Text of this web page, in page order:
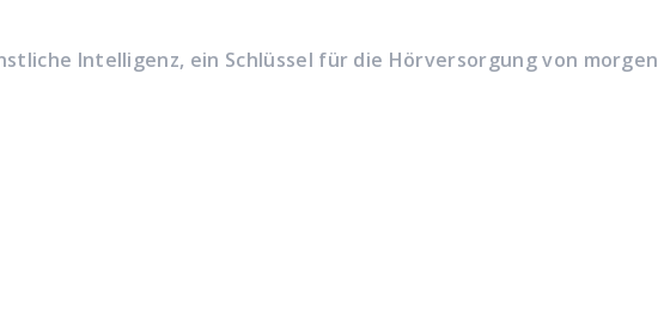
Intelligenz, ein Schlüssel für die Hörversorgung von morgen